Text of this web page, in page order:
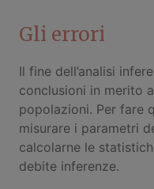
Gli errori
Il fine dell’analisi
conclusioni in merito
popolazioni. Per fare
misurare i parametri
calcolarne le
debite inferenze.